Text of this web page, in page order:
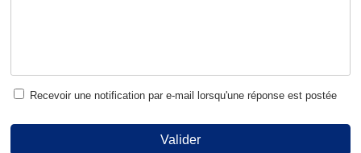
Recevoir une notification par e-mail lorsqu'une réponse est postée
Valider